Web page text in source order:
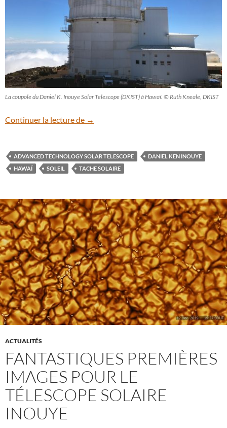
La coupole du Daniel K. Inouye Solar Telescope (DKIST) à Hawaï. © Ruth Kneale, DKIST
Continuer la lecture de Les stupéfiantes images solaires du
→
ADVANCED TECHNOLOGY SOLAR TELESCOPE
DANIEL KEN INOUYE
HAWAÏ
SOLEIL TACHE SOLAIRE
ACTUALITÉS
FANTASTIQUES PREMIÈRES
IMAGES POUR LE
TÉLESCOPE SOLAIRE
INOUYE